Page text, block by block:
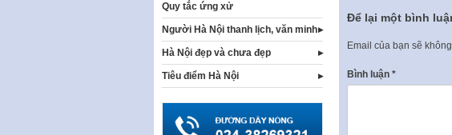
Để lại một bình
Email của bạn sẽ
Bình luận *
Quy tắc ứng xử
Người Hà Nội thanh lịch, văn minh
Hà Nội đẹp và chưa đẹp
Tiêu điểm Hà Nội